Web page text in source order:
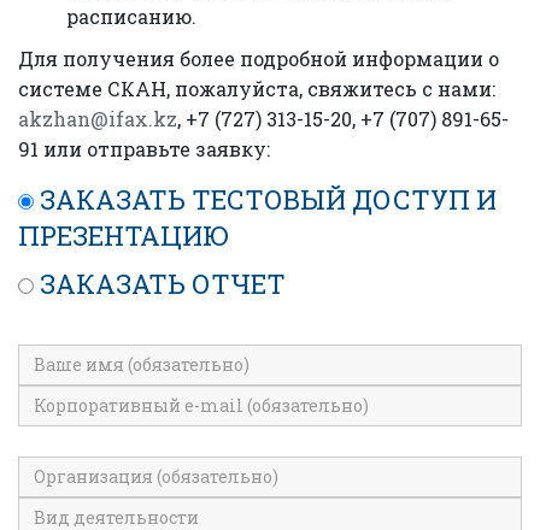
расписанию.
Для получения более подробной информации о
системе СКАН, пожалуйста, свяжитесь с нами:
akzhan@ifax.kz, +7 (727) 313-15-20, +7 (707) 891-65-
91 или отправьте заявку:
ЗАКАЗАТЬ ТЕСТОВЫЙ ДОСТУП И
ПРЕЗЕНТАЦИЮ
ЗАКАЗАТЬ ОТЧЕТ